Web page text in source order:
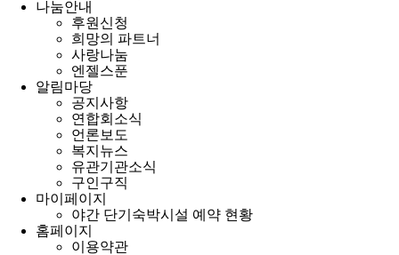
나눔안내
후원신청
희망의 파트너
사랑나눔
엔젤스푼
알림마당
공지사항
연합회소식
언론보도
복지뉴스
유관기관소식
구인구직
마이페이지
야간 단기숙박시설 예약 현황
홈페이지
이용약관